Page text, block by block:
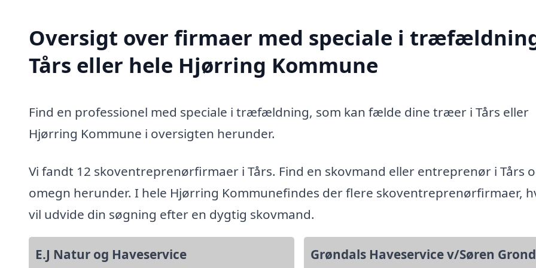
Oversigt over firmaer med speciale i
Tårs eller hele Hjørring Kommune
Find en professionel med speciale i træfældning, som kan fælde dine træer i Tårs eller
Hjørring Kommune i oversigten herunder.
Vi fandt 12 skoventreprenørfirmaer i Tårs. Find en skovmand eller entreprenør i Tårs
omegn herunder. I hele Hjørring Kommunefindes der flere skoventreprenørfirmaer,
vil udvide din søgning efter en dygtig skovmand.
E.J Natur og Haveservice
Grøndals Haveservice v/Søren